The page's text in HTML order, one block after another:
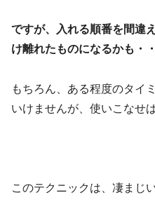
ですが、入れる順番を間違
け離れたものになるかも・・
もちろん、ある程度のタイ
いけませんが、使いこなせ
このテクニックは、凄まじ